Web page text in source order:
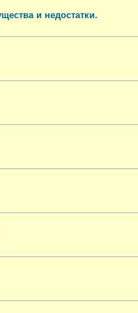
и недостатки.